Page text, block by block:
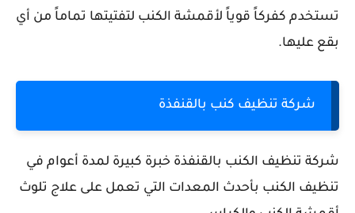
تستخدم كفركاً قوياً لأقمشة الكنب لتفتيتها تماماً من أي
بقع عليها.
شركة تنظيف كنب بالقنفذة
شركة تنظيف الكنب بالقنفذة خبرة كبيرة لمدة أعوام في
تنظيف الكنب بأحدث المعدات التي تعمل على علاج تلوث